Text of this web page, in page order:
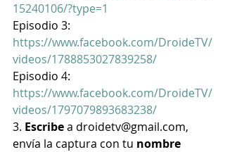
15240106/?type=1
Episodio 3:
https://www.facebook.com/DroideTV/
videos/1788853027839258/
Episodio 4:
https://www.facebook.com/DroideTV/
videos/1797079893683238/
3. Escribe a droidetv@gmail.com,
envía la captura con tu nombre